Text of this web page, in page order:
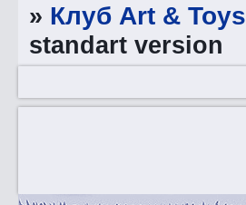
» Клуб Art & Toys
standart version